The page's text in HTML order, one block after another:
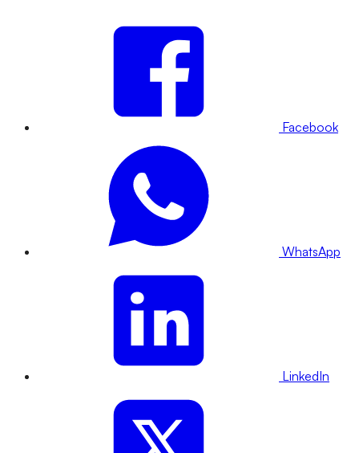
Facebook
WhatsApp
LinkedIn